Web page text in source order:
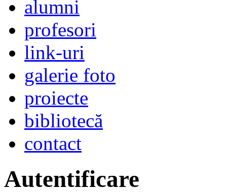
alumni
profesori
link-uri
galerie foto
proiecte
bibliotecă
contact
Autentificare